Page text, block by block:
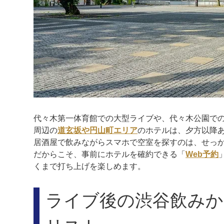
代々木第一体育館での大型ライブや、代々木公園で
周辺の道玄坂や円山町エリアのホテルは、夕方以降
居酒屋で飲みながらスマホで空室を探すのは、せっ
だからこそ、事前にホテルを確約できる「Web予約
くまで打ち上げを楽しめます。
ライブ後の渋谷飲み